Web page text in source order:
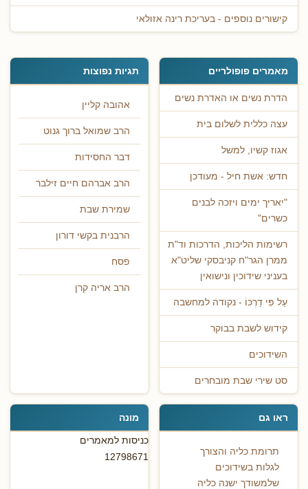
קישורים נוספים - בעריכת רינה אזולאי
מאמרים פופולריים
הדרת נשים או האדרת נשים
עצה כללית לשלום בית
אגוז קשיו, למשל
חדש: אשת חיל - מעודכן
"יאריך ימים ויזכה לבנים
כשרים"
רשימות הליכות, הדרכות וד"ת
ממרן הגר"ח קניבסקי שליט"א
בעניני שידוכין ונישואין
עַל פִּי דַרְכּוֹ - נקודה למחשבה
קידוש לשבת בבוקר
השידוכים
סט שירי שבת מובחרים
תגיות נפוצות
אהובה קליין
הרב שמואל ברוך גנוט
דבר החסידות
הרב אברהם חיים זילבר
שמירת שבת
הרבנית בקשי דורון
פסח
הרב אריה קרן
ראו גם
תרומת כליה והצורך
לגלות בשידוכים
שלמשודך ישנה כליה
מונה
כניסות למאמרים
12798671